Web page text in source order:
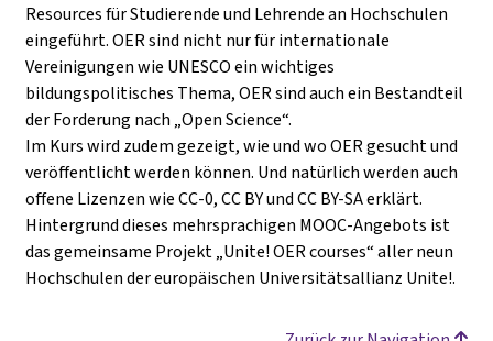
Resources für Studierende und Lehrende an Hochschulen
eingeführt. OER sind nicht nur für internationale
Vereinigungen wie UNESCO ein wichtiges
bildungspolitisches Thema, OER sind auch ein Bestandteil
der Forderung nach „Open Science“.
Im Kurs wird zudem gezeigt, wie und wo OER gesucht und
veröffentlicht werden können. Und natürlich werden auch
offene Lizenzen wie CC-0, CC BY und CC BY-SA erklärt.
Hintergrund dieses mehrsprachigen MOOC-Angebots ist
das gemeinsame Projekt „Unite! OER courses“ aller neun
Hochschulen der europäischen Universitätsallianz Unite!.